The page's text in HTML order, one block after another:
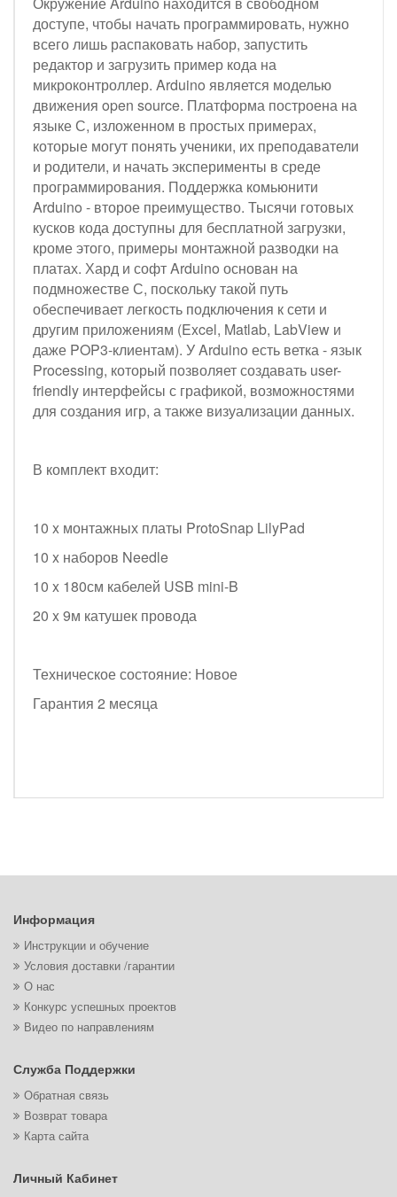
доступе, чтобы начать программировать, нужно
всего лишь распаковать набор, запустить
редактор и загрузить пример кода на
микроконтроллер. Arduino является моделью
движения open source. Платформа построена на
языке С, изложенном в простых примерах,
которые могут понять ученики, их преподаватели
и родители, и начать эксперименты в среде
программирования. Поддержка комьюнити
Arduino - второе преимущество. Тысячи готовых
кусков кода доступны для бесплатной загрузки,
кроме этого, примеры монтажной разводки на
платах. Хард и софт Arduino основан на
подмножестве С, поскольку такой путь
обеспечивает легкость подключения к сети и
другим приложениям (Excel, Matlab, LabView и
даже POP3-клиентам). У Arduino есть ветка - язык
Processing, который позволяет создавать user-
friendly интерфейсы с графикой, возможностями
для создания игр, а также визуализации данных.
В комплект входит:
10 x монтажных платы ProtoSnap LilyPad
10 x наборов Needle
10 x 180см кабелей USB mini-B
20 x 9м катушек провода
Техническое состояние: Новое
Гарантия 2 месяца
Информация
Инструкции и обучение
Условия доставки /гарантии
О нас
Конкурс успешных проектов
Видео по направлениям
Служба Поддержки
Обратная связь
Возврат товара
Карта сайта
Личный Кабинет